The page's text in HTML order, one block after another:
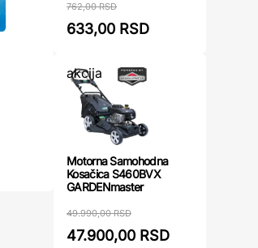
762,00 RSD
633,00 RSD
akcija
Motorna Samohodna
Kosačica S460BVX
GARDENmaster
49.990,00 RSD
47.900,00 RSD